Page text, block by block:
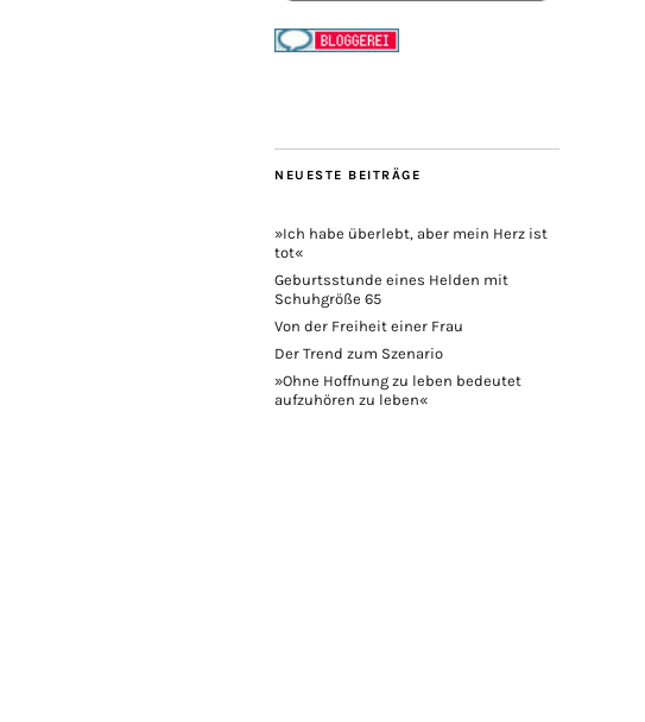
NEUESTE BEITRÄGE
»Ich habe überlebt, aber mein Herz ist
tot«
Geburtsstunde eines Helden mit
Schuhgröße 65
Von der Freiheit einer Frau
Der Trend zum Szenario
»Ohne Hoffnung zu leben bedeutet
aufzuhören zu leben«